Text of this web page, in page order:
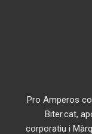
Pro Amperos
Biter.cat,
corporatiu i